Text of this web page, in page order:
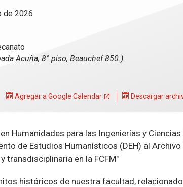
de 2026
Acuña, 8° piso, Beauchef 850.)
Agregar a Google Calendar Descargar
Humanidades para las Ingenierías y
de Estudios Humanísticos (DEH) al
transdisciplinaria en la FCFM"
históricos de nuestra facultad,